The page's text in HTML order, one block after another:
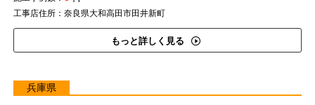
工事店住所：奈良県大和高田市田井新町
もっと詳しく見る
兵庫県